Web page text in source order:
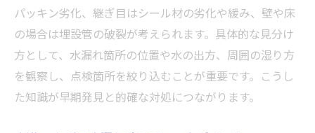
パッキン劣化、継ぎ目はシール材の劣化や緩み、壁や床
の場合は埋設管の破裂が考えられます。具体的な見分け
方として、水漏れ箇所の位置や水の出方、周囲の湿り方
を観察し、点検箇所を絞り込むことが重要です。こうし
た知識が早期発見と的確な対処につながります。